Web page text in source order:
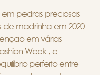
em pedras preciosas
de madrinha em 2020.
em várias
Week , e
perfeito entre